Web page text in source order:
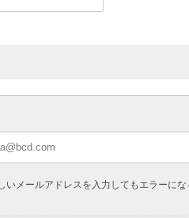
いメールアドレスを入力してもエラーにな